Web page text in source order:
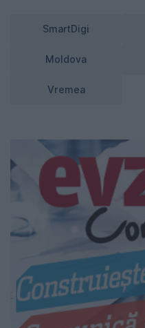
SmartDigi
Moldova
Vremea